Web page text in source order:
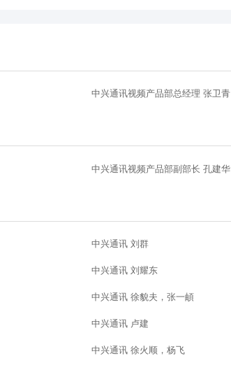
中兴通讯视频产品部总经理 张卫青
中兴通讯视频产品部副部长 孔建华
中兴通讯 刘群
中兴通讯 刘耀东
中兴通讯 徐貌夫，张一頔
中兴通讯 卢建
中兴通讯 徐火顺，杨飞